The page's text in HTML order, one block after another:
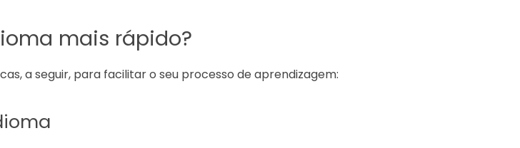
mais rápido?
a seguir, para facilitar o seu processo de aprendizagem: